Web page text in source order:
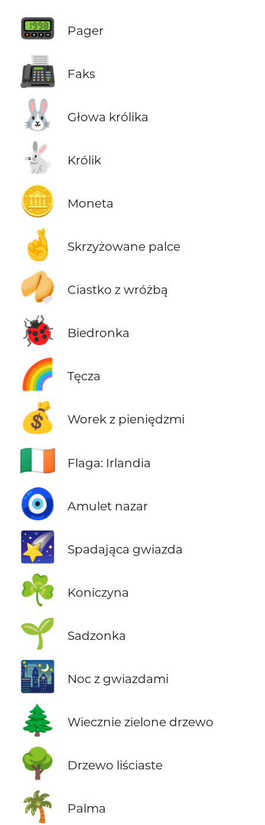
📟
Pager
📠 Faks
🐰 Głowa królika
🐇 Królik
🪙 Moneta
🤞 Skrzyżowane palce
🥠 Ciastko z wróżbą
🐞 Biedronka
🌈 Tęcza
💰 Worek z pieniędzmi
🇮🇪 Flaga: Irlandia
🧿 Amulet nazar
🌠 Spadająca gwiazda
☘️ Koniczyna
🌱 Sadzonka
🌃 Noc z gwiazdami
🌲 Wiecznie zielone drzewo
🌳 Drzewo liściaste
🌴 Palma